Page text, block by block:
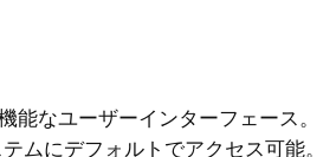
能なユーザーインターフェース。
ムにデフォルトでアクセス可能。